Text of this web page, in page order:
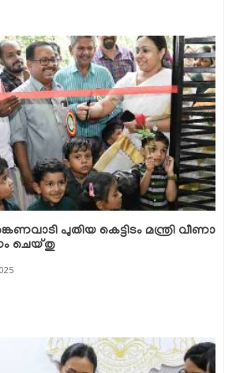
പുതിയ കെട്ടിടം മന്ത്രി വീണാ
ചെയ്തു